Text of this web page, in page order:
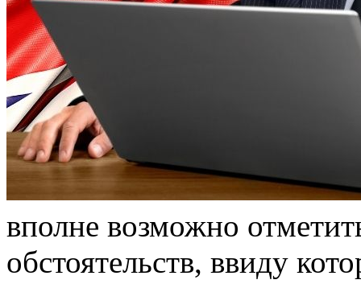
вполне возможно
обстоятельств, ввиду